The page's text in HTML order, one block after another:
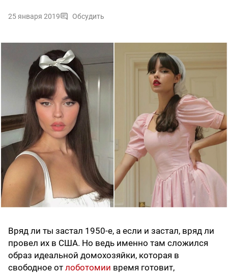
25 января 2019 Обсудить
Вряд ли ты застал 1950-е, а если и застал, вряд ли
провел их в США. Но ведь именно там сложился
образ идеальной домохозяйки, которая в
свободное от лоботомии время готовит,